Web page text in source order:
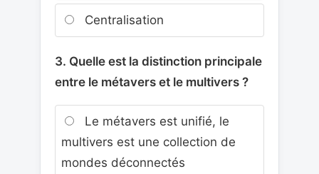
Centralisation
3. Quelle est la distinction principale
entre le métavers et le multivers ?
Le métavers est unifié, le
multivers est une collection de
mondes déconnectés